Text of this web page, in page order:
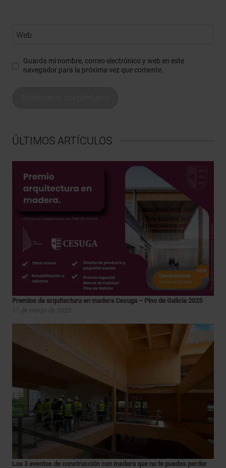
Web
Guarda mi nombre, correo electrónico y web en este
navegador para la próxima vez que comente.
ÚLTIMOS ARTÍCULOS
Premios de arquitectura en madera Cesuga – Pino de Galicia 2025
11 de marzo de 2025
Los 3 eventos de construcción con madera que no te puedes perder